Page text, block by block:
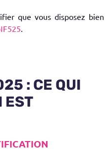
que vous disposez bien
: CE QUI
EST